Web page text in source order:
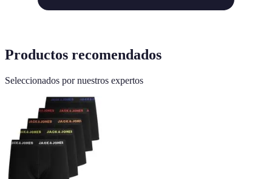
Productos recomendados
Seleccionados por nuestros expertos